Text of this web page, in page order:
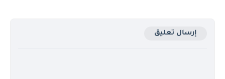
إرسال تعليق